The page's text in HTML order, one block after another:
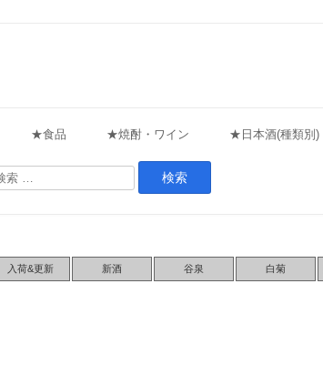
★食品 ★焼酎・ワイン ★日本酒(種類別)
入荷&更新 新酒 谷泉 白菊